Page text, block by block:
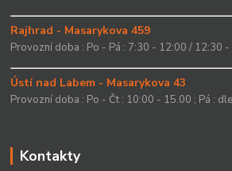
Rajhrad - Masarykova 459
Provozní doba : Po - Pá : 7:30 - 12:00 / 12:30
Ústí nad Labem - Masarykova 43
Provozní doba : Po - Čt : 10:00 - 15.00 ; Pá :
Kontakty